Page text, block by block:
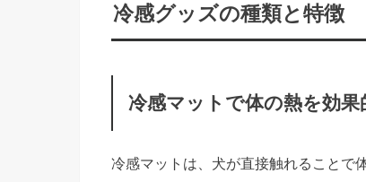
冷感グッズの種類と特徴
冷感マットで体の熱を効果
冷感マットは、犬が直接触れることで